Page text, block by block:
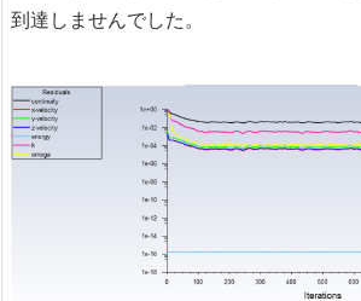
到達しませんでした。